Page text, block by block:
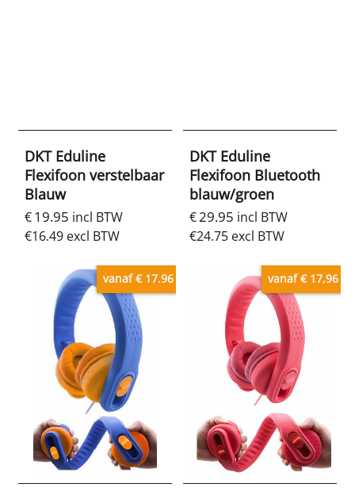
DKT Eduline
Flexifoon verstelbaar
Blauw
€19.95 incl BTW
€16.49 excl BTW
DKT Eduline
Flexifoon Bluetooth
blauw/groen
€29.95 incl BTW
€24.75 excl BTW
vanaf € 17.96 vanaf € 17,96